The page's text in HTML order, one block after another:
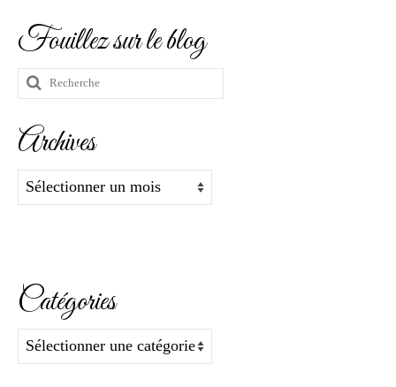
Fouillez sur le blog
Rechercher
Archives
Archives
Catégories
Catégories